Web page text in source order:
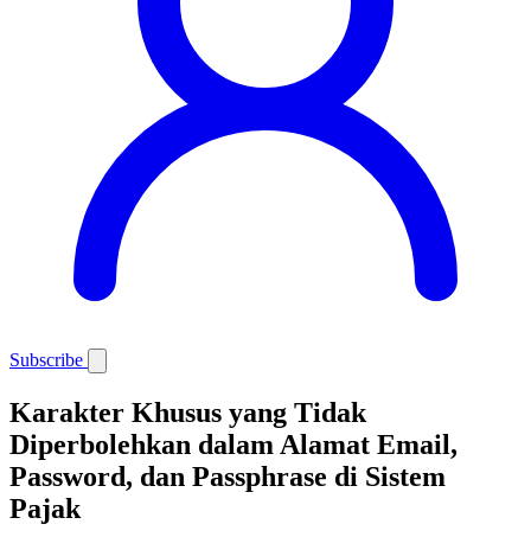
Subscribe
Karakter Khusus yang Tidak
Diperbolehkan dalam Alamat Email,
Password, dan Passphrase di Sistem
Pajak